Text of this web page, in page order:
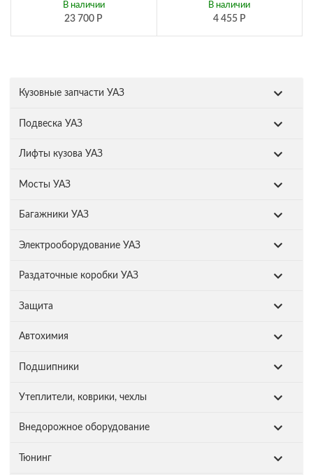
Кузовные запчасти УАЗ
Подвеска УАЗ
Лифты кузова УАЗ
Мосты УАЗ
Багажники УАЗ
Электрооборудование УАЗ
Раздаточные коробки УАЗ
Защита
Автохимия
Подшипники
Утеплители, коврики, чехлы
Внедорожное оборудование
Тюнинг
23 700 Р
В наличии
4 455 Р
В наличии